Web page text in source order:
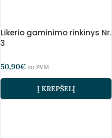
Likerio gaminimo rinkinys Nr.
3
50,90€ su PVM
Į KREPŠELĮ